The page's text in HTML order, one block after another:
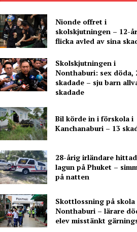
Nionde offret i
skolskjutningen – 12-
flicka avled av sina
Skolskjutningen i
Nonthaburi: sex döda,
skadade – sju barn
skadade
Bil körde in i förskola i
Kanchanaburi – 13
28-årig irländare
lagun på Phuket –
på natten
Skottlossning på skola
Nonthaburi – lärare
elev misstänkt